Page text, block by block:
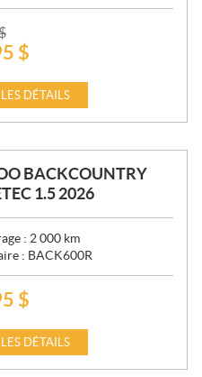
$
DÉTAILS
BACKCOUNTRY
1.5 2026
: 2 000 km
: BACK600R
$
DÉTAILS